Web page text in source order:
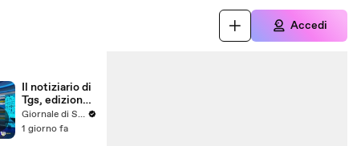
Accedi
Il notiziario di
Tgs, edizione
del 5 agosto –
ore 13.50
Giornale di Sicilia
1 giorno fa